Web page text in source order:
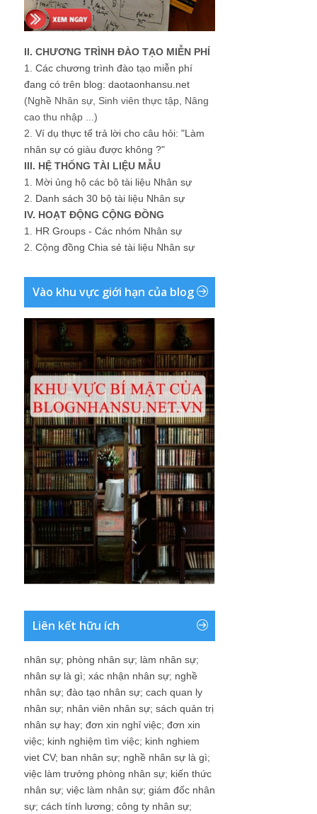
II. CHƯƠNG TRÌNH ĐÀO TẠO MIỄN PHÍ
1. Các chương trình đào tạo miễn phí
đang có trên blog: daotaonhansu.net
(Nghề Nhân sự, Sinh viên thực tập, Nâng
cao thu nhập ...)
2. Ví dụ thực tế trả lời cho câu hỏi: "Làm
nhân sự có giàu được không ?"
III. HỆ THỐNG TÀI LIỆU MẪU
1. Mời ủng hộ các bộ tài liệu Nhân sự
2. Danh sách 30 bộ tài liệu Nhân sự
IV. HOẠT ĐỘNG CỘNG ĐỒNG
1. HR Groups - Các nhóm Nhân sự
2. Cộng đồng Chia sẻ tài liệu Nhân sự
Vào khu vực giới hạn của blog
Liên kết hữu ích
nhân sự; phòng nhân sự; làm nhân sự;
nhân sự là gì; xác nhận nhân sự; nghề
nhân sự; đào tạo nhân sự; cach quan ly
nhân sự; nhân viên nhân sự; sách quản trị
nhân sự hay; đơn xin nghỉ việc; đơn xin
việc; kinh nghiệm tìm việc; kinh nghiem
viet CV; ban nhân sự; nghề nhân sự là gì;
việc làm trưởng phòng nhân sự; kiến thức
nhân sự; việc làm nhân sự; giám đốc nhân
sự; cách tính lương; công ty nhân sự;